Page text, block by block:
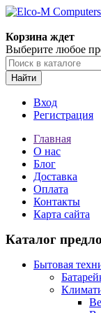
Корзина ждет
Выберите любое
Найти
Вход
Регистрация
Главная
О нас
Блог
Доставка
Оплата
Контакты
Карта сайта
Каталог
Бытовая